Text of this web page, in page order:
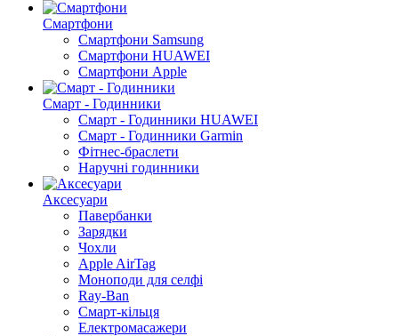
Смартфони
Смартфони Samsung
Смартфони HUAWEI
Смартфони Apple
Смарт - Годинники
Смарт - Годинники HUAWEI
Смарт - Годинники Garmin
Фітнес-браслети
Наручні годинники
Аксесуари
Павербанки
Зарядки
Чохли
Apple AirTag
Моноподи для селфі
Ray-Ban
Смарт-кільця
Електромасажери